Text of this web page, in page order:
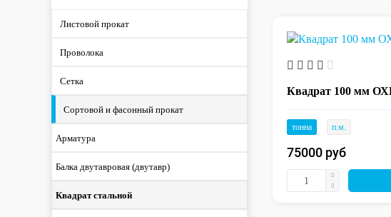
Листовой прокат
Проволока
Сетка
Сортовой и фасонный прокат
Арматура
Балка двутавровая (двутавр)
Квадрат стальной
Квадрат 100 мм
тонна п.м.
75000 руб